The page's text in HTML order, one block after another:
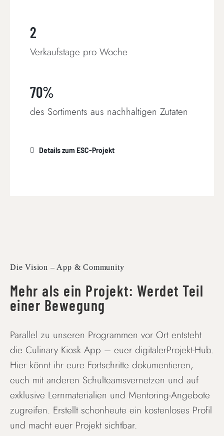
2
Verkaufstage pro Woche
70%
des Sortiments aus nachhaltigen Zutaten
Details zum ESC-Projekt
Die Vision – App & Community
Mehr als ein Projekt: Werdet Teil
einer Bewegung
Parallel zu unseren Programmen vor Ort entsteht
die Culinary Kiosk App – euer digitalerProjekt-Hub.
Hier könnt ihr eure Fortschritte dokumentieren,
euch mit anderen Schulteamsvernetzen und auf
exklusive Lernmaterialien und Mentoring-Angebote
zugreifen. Erstellt schonheute ein kostenloses Profil
und macht euer Projekt sichtbar.